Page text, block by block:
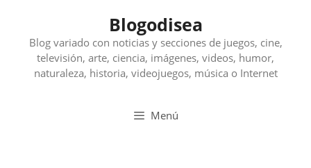
contenido
Blogodisea
Blog variado con noticias y secciones de juegos, cine,
televisión, arte, ciencia, imágenes, videos, humor,
naturaleza, historia, videojuegos, música o Internet
Menú